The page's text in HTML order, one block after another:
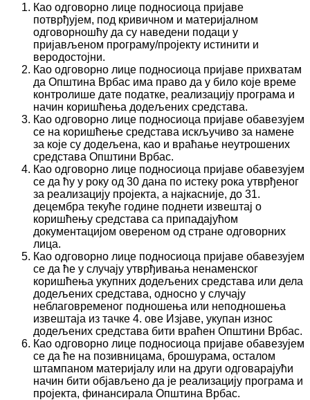
Као одговорно лице подносиоца пријаве
потврђујем, под кривичном и материјалном
одговорношћу да су наведени подаци у
пријављеном програму/пројекту истинити и
веродостојни.
Као одговорно лице подносиоца пријаве прихватам
да Општина Врбас има право да у било које време
контролише дате податке, реализацију програма и
начин коришћења додељених средстава.
Као одговорно лице подносиоца пријаве обавезујем
се на коришћење средстава искључиво за намене
за које су додељена, као и враћање неутрошених
средстава Општини Врбас.
Као одговорно лице подносиоца пријаве обавезујем
се да ћу у року од 30 дана по истеку рока утврђеног
за реализацију пројекта, а најкасније, до 31.
децембра текуће године поднети извештај о
коришћењу средстава са припадајућом
документацијом овереном од стране одговорних
лица.
Као одговорно лице подносиоца пријаве обавезујем
се да ће у случају утврђивања ненаменског
коришћења укупних додељених средстава или дела
додељених средстава, односно у случају
неблаговременог подношења или неподношења
извештаја из тачке 4. ове Изјаве, укупан износ
додељених средстава бити враћен Општини Врбас.
Као одговорно лице подносиоца пријаве обавезујем
се да ће на позивницама, брошурама, осталом
штампаном материјалу или на други одговарајући
начин бити објављено да је реализацију програма и
пројекта, финансирала Општина Врбас.